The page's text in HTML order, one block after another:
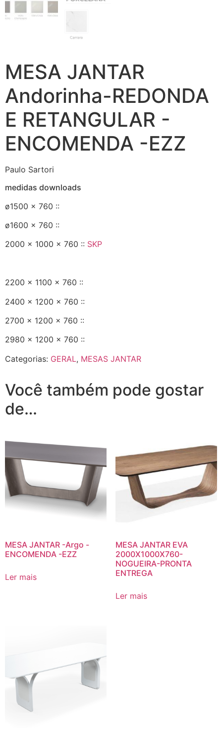
MESA JANTAR
Andorinha-REDONDA
E RETANGULAR -
ENCOMENDA -EZZ
Paulo Sartori
medidas downloads
ø1500 x 760 ::
ø1600 x 760 ::
2000 x 1000 x 760 :: SKP
2200 x 1100 x 760 ::
2400 x 1200 x 760 ::
2700 x 1200 x 760 ::
2980 x 1200 x 760 ::
Categorias: GERAL, MESAS JANTAR
Você também pode gostar
de…
MESA JANTAR -Argo -
ENCOMENDA -EZZ
Ler mais
MESA JANTAR EVA
2000X1000X760-
NOGUEIRA-PRONTA
ENTREGA
Ler mais